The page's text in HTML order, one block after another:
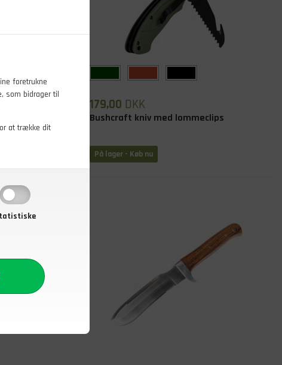
foretrukne
som bidrager til
at trække dit
179,00 DKK
Bushcraft kniv med lommeclips
På lager - Køb nu